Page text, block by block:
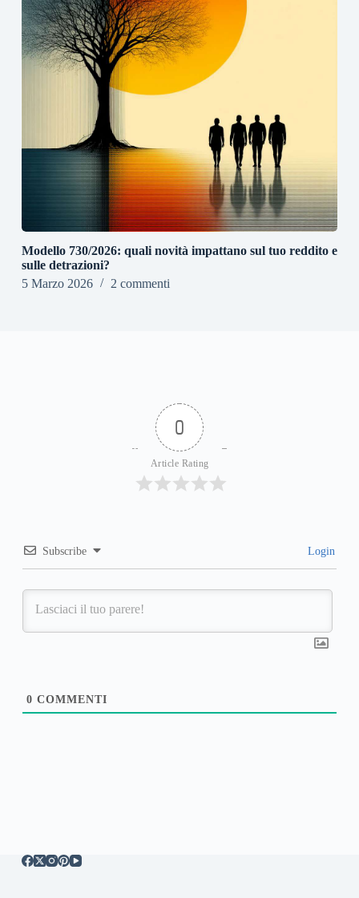
Modello 730/2026: quali novità impattano sul tuo reddito e
sulle detrazioni?
5 Marzo 2026
2 commenti
0
Article Rating
Subscribe Login
0 COMMENTI